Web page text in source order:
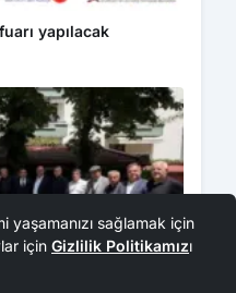
yapılacak
yaşamanızı sağlamak için
için Gizlilik Politikamızı